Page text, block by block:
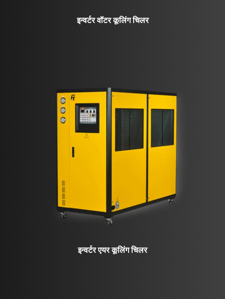
इन्वर्टर वॉटर कूलिंग चिलर
इन्वर्टर एयर कूलिंग चिलर